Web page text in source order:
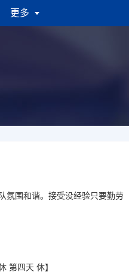
更多
氛围和谐。接受没经验只要勤劳
第四天 休】